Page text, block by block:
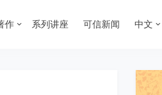
作 系列讲座 可信新闻 中文